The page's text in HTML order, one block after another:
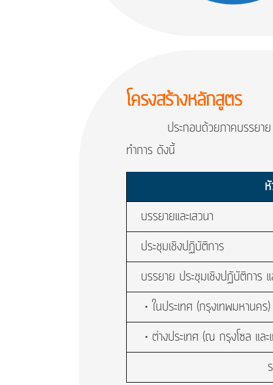
โครงสร้างหลักสูตร
ประกอบด้วยภาคบรรยาย กา
ทำการ ดังนี้
บรรยายและเสวนา
ประชุมเชิงปฏิบัติการ
บรรยาย ประชุมเชิงปฏับัติการ
• ในประเทศ (กรุงเทพมหานคร)
• ต่างประเทศ (ณ กรุงโซล และ